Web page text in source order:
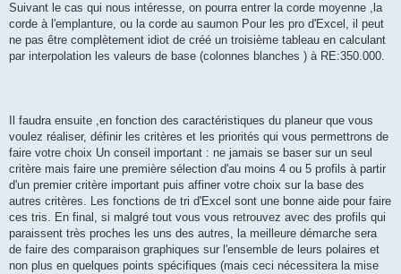
Suivant le cas qui nous intéresse, on pourra entrer la corde moyenne ,la
corde à l'emplanture, ou la corde au saumon Pour les pro d'Excel, il peut
ne pas être complètement idiot de créé un troisième tableau en calculant
par interpolation les valeurs de base (colonnes blanches ) à RE:350.000.
Il faudra ensuite ,en fonction des caractéristiques du planeur que vous
voulez réaliser, définir les critères et les priorités qui vous permettrons de
faire votre choix Un conseil important : ne jamais se baser sur un seul
critère mais faire une première sélection d'au moins 4 ou 5 profils à partir
d'un premier critère important puis affiner votre choix sur la base des
autres critères. Les fonctions de tri d'Excel sont une bonne aide pour faire
ces tris. En final, si malgré tout vous vous retrouvez avec des profils qui
paraissent très proches les uns des autres, la meilleure démarche sera
de faire des comparaison graphiques sur l'ensemble de leurs polaires et
non plus en quelques points spécifiques (mais ceci nécessitera la mise